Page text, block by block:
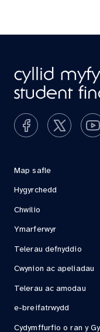
Map safle
Hygyrchedd
Chwilio
Ymarferwyr
Telerau defnyddio
Cwynion ac apeliadau
Telerau ac amodau
e-breifatrwydd
Cydymffurfio o ran y